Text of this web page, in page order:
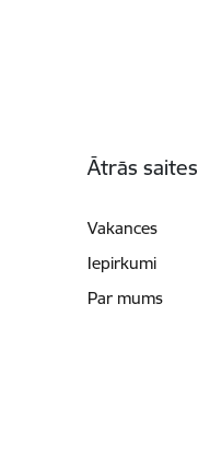
Ātrās saites
Vakances
Iepirkumi
Par mums